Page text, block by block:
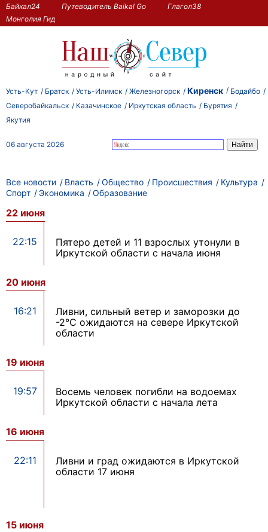
Байкал24 Путеводитель Baikal Go
Глагол38
Монголия Гид
Усть-Кут Братск Усть-Илимск Железногорск Киренск
Бодайбо
Северобайкальск
Казачинское Иркутская область
Бурятия
Якутия
06 августа 2026
Все новости Власть Общество Происшествия
Культура
Спорт
Экономика Образование
22 июня
22:15
Пятеро детей и 11 взрослых утонули в
Иркутской области с начала июня
20 июня
16:21
Ливни, сильный ветер и заморозки до
-2°С ожидаются на севере Иркутской
области
19 июня
19:57
Восемь человек погибли на водоемах
Иркутской области с начала лета
16 июня
22:11
Ливни и град ожидаются в Иркутской
области 17 июня
15 июня